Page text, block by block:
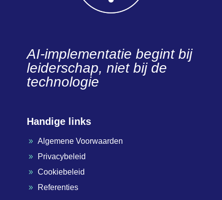
AI-implementatie begint bij
leiderschap, niet bij de
technologie
Handige links
9 Algemene Voorwaarden
9 Privacybeleid
9 Cookiebeleid
9 Referenties